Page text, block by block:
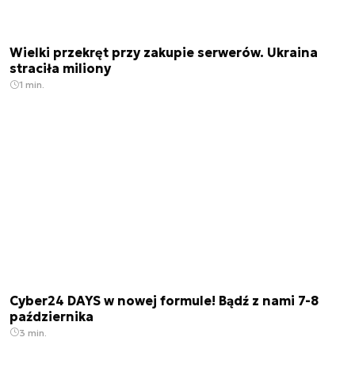
Wielki przekręt przy zakupie serwerów. Ukraina
straciła miliony
1 min.
Cyber24 DAYS w nowej formule! Bądź z nami 7-8
października
3 min.